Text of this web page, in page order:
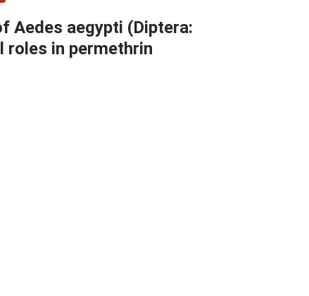
Aedes aegypti (Diptera:
roles in permethrin